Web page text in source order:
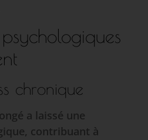
chronique
a laissé une
contribuant à